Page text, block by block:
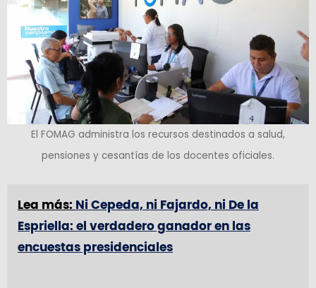
El FOMAG administra los recursos destinados a salud,
pensiones y cesantías de los docentes oficiales.
Lea más: Ni Cepeda, ni Fajardo, ni De la
Espriella: el verdadero ganador en las
encuestas presidenciales